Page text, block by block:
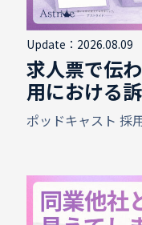
Update：2026.08.09
求人票で伝
用における
ポッドキャスト 採